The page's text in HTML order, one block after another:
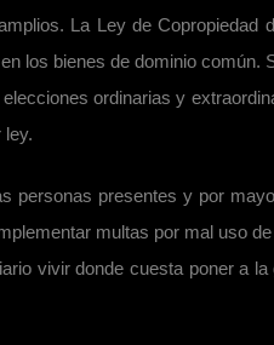
La Ley de Copropiedad
los bienes de dominio común.
ordinarias y
ley.
personas presentes y por
multas por mal uso
vivir donde cuesta poner a la